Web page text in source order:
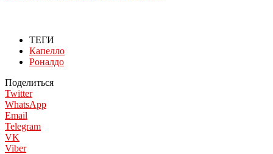
ТЕГИ
Капелло
Роналдо
Поделиться
Twitter
WhatsApp
Email
Telegram
VK
Viber